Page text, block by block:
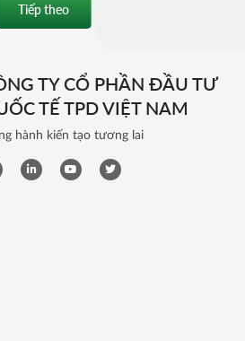
Tiếp theo
TY CỔ PHẦN ĐẦU TƯ
TẾ TPD VIỆT NAM
hành kiến tạo tương lai